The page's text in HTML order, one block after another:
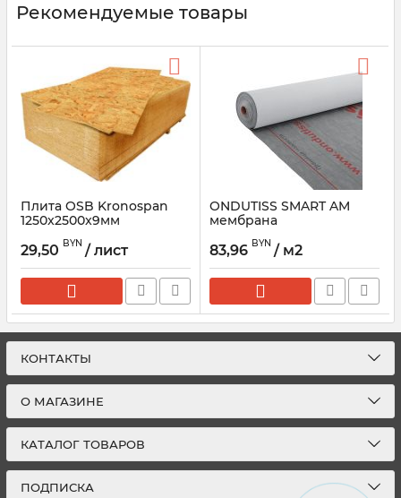
Рекомендуемые товары
Плита OSB Kronospan
1250x2500x9мм
29,50 BYN / лист
ONDUTISS SMART AM
мембрана
(30м2)
83,96 BYN / м2
КОНТАКТЫ
О МАГАЗИНЕ
КАТАЛОГ ТОВАРОВ
ПОДПИСКА